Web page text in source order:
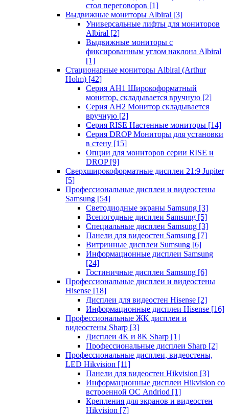
стол переговоров [1]
Выдвижные мониторы Albiral [3]
Универсальные лифты для мониторов
Albiral [2]
Выдвижные мониторы с
фиксированным углом наклона Albiral
[1]
Стационарные мониторы Albiral (Arthur
Holm) [42]
Серия AH1 Широкоформатный
монитор, складывается вручную [2]
Серия AH2 Монитор складывается
вручную [2]
Серия RISE Настенные мониторы [14]
Серия DROP Мониторы для установки
в стену [15]
Опции для мониторов серии RISE и
DROP [9]
Сверхширокоформатные дисплеи 21:9 Jupiter
[5]
Профессиональные дисплеи и видеостены
Samsung [54]
Светодиодные экраны Samsung [3]
Всепогодные дисплеи Samsung [5]
Специальные дисплеи Samsung [3]
Панели для видеостен Samsung [7]
Витринные дисплеи Sumsung [6]
Информационные дисплеи Samsung
[24]
Гостиничные дисплеи Samsung [6]
Профессиональные дисплеи и видеостены
Hisense [18]
Дисплеи для видеостен Hisense [2]
Информационные дисплеи Hisense [16]
Профессиональные ЖК дисплеи и
видеостены Sharp [3]
Дисплеи 4K и 8K Sharp [1]
Профессиональные дисплеи Sharp [2]
Профессиональные дисплеи, видеостены,
LED Hikvision [11]
Панели для видеостен Hikvision [3]
Информационные дисплеи Hikvision со
встроенной ОС Andriod [1]
Крепления для экранов и видеостен
Hikvision [7]